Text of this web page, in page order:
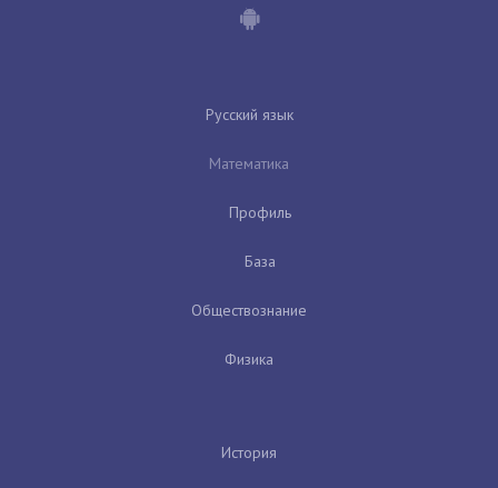
Русский язык
Математика
Профиль
База
Обществознание
Физика
История